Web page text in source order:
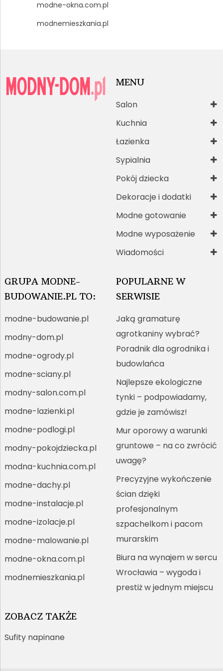
modne-okna.com.pl
modnemieszkania.pl
MENU
Salon
Kuchnia
Łazienka
Sypialnia
Pokój dziecka
Dekoracje i dodatki
Modne gotowanie
Modne wyposażenie
Wiadomości
GRUPA MODNE-
BUDOWANIE.PL TO:
modne-budowanie.pl
modny-dom.pl
modne-ogrody.pl
modne-sciany.pl
modny-salon.com.pl
modne-lazienki.pl
modne-podlogi.pl
modny-pokojdziecka.pl
modna-kuchnia.com.pl
modne-dachy.pl
modne-instalacje.pl
modne-izolacje.pl
modne-malowanie.pl
modne-okna.com.pl
modnemieszkania.pl
POPULARNE W
SERWISIE
Jaką gramaturę
agrotkaniny wybrać?
Poradnik dla ogrodnika i
budowlańca
Najlepsze ekologiczne
tynki – podpowiadamy,
gdzie je zamówisz!
Mur oporowy a warunki
gruntowe – na co zwrócić
uwagę?
Precyzyjne wykończenie
ścian dzięki
profesjonalnym
szpachelkom i pacom
murarskim
Biura na wynajem w sercu
Wrocławia – wygoda i
prestiż w jednym miejscu
ZOBACZ TAKŻE
Sufity napinane